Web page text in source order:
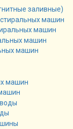
заливные)
машин
машин